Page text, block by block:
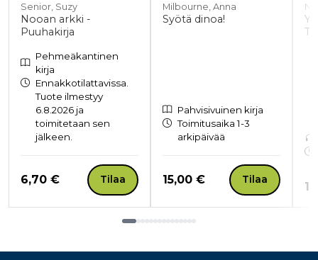
Senior, Suzy
Nooan arkki -
Puuhakirja
Pehmeäkantinen
kirja
Ennakkotilattavissa.
Tuote ilmestyy
6.8.2026 ja
toimitetaan sen
jälkeen.
Hinta nyt
6,70 € Tilaa
Milbourne, Anna
Syötä dinoa!
Pahvisivuinen kirja
Toimitusaika 1-3
arkipäivää
Hinta nyt
15,00 € Tilaa